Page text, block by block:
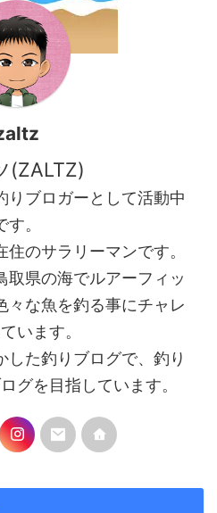
(ZALTZ)
りブロガーとして活動中
す。
のサラリーマンです。
取県の海でルアーフィッ
々な魚を釣る事にチャレ
います。
した釣りブログで、釣り
グを目指しています。